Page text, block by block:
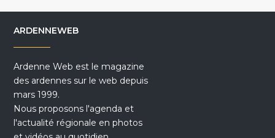
ARDENNEWEB
Ardenne Web est le magazine
des ardennes sur le web depuis
mars 1999.
Nous proposons l'agenda et
l'actualité régionale en photos